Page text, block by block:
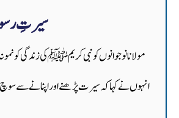
سیرتِ
مولانا نوجوانوں کو نبی کریم ﷺ کی زندگی کو
انہوں نے کہا کہ سیرت پڑھنے اور اپنانے سے سوچ